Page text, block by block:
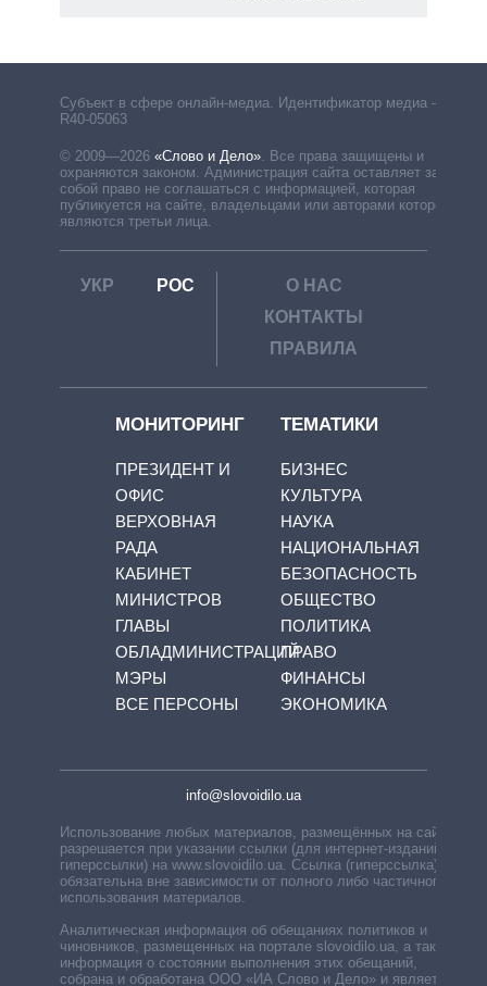
Субъект в сфере онлайн-медиа. Идентификатор медиа –
R40-05063
© 2009—2026 «Слово и Дело»
Все права защищены и
охраняются законом. Администрация сайта оставляет за
собой право не соглашаться с информацией, которая
публикуется на сайте, владельцами или авторами которой
являются третьи лица.
УКР РОС
О НАС
КОНТАКТЫ
ПРАВИЛА
МОНИТОРИНГ
ПРЕЗИДЕНТ И
ОФИС
ВЕРХОВНАЯ
РАДА
КАБИНЕТ
МИНИСТРОВ
ГЛАВЫ
ОБЛАДМИНИСТРАЦИЙ
МЭРЫ
ВСЕ ПЕРСОНЫ
ТЕМАТИКИ
БИЗНЕС
КУЛЬТУРА
НАУКА
НАЦИОНАЛЬНАЯ
БЕЗОПАСНОСТЬ
ОБЩЕСТВО
ПОЛИТИКА
ПРАВО
ФИНАНСЫ
ЭКОНОМИКА
info@slovoidilo.ua
Использование любых материалов, размещённых на сайте,
разрешается при указании ссылки (для интернет-изданий —
гиперссылки) на www.slovoidilo.ua. Ссылка (гиперссылка)
обязательна вне зависимости от полного либо частичного
использования материалов.
Аналитическая информация об обещаниях политиков и
чиновников, размещенных на портале slovoidilo.ua, а также
информация о состоянии выполнения этих обещаний,
собрана и обработана ООО «ИА Слово и Дело» и является